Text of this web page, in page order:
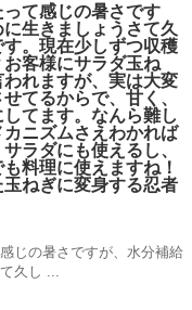
て感じの暑さです
生きましょうさて久
。現在少しずつ収穫
客様にサラダ玉ね
れますが、実は大変
てるからで、甘く、
てます。なんら難し
ニズムさえわかれば
ラダにも使えるし、
料理に使えますね！
ねぎに変身する忍者
じの暑さですが、水分補給
久し ...